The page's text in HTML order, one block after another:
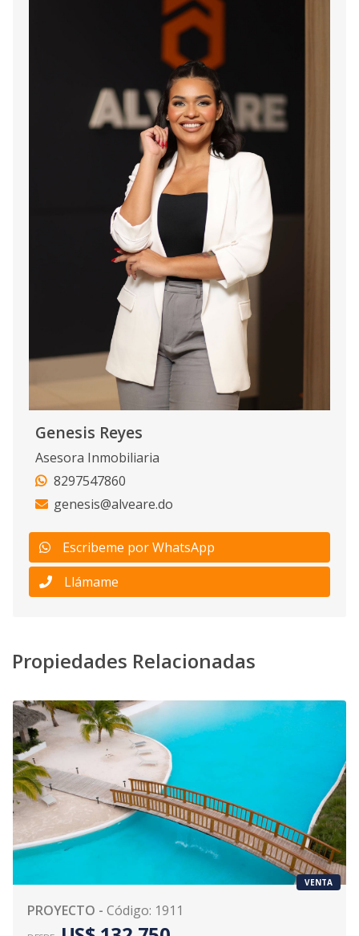
Genesis Reyes
Asesora Inmobiliaria
8297547860
genesis@alveare.do
Escribeme por WhatsApp
Llámame
Propiedades Relacionadas
VENTA
PROYECTO - Código: 1911